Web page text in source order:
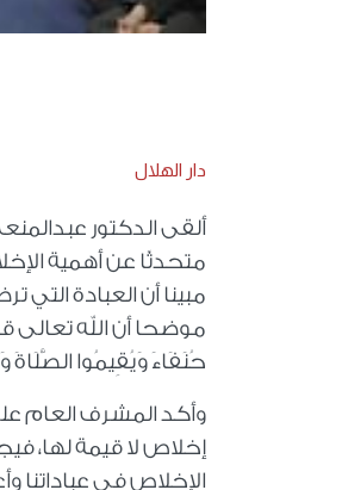
دار الهلال
ألقى الدكتور
متحدثًا عن أهمية
مبينا أن العبادة
موضحا أن الله تعالى
حُنَفَاءَ وَيُقِيمُوا الصَّلَاةَ
وأكد المشرف العام على
إخلاص لا قيمة لها،
الإخلاص في عباداتنا